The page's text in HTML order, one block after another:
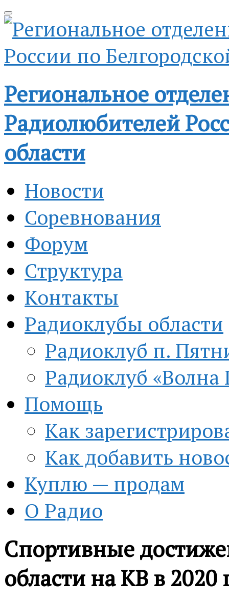
Региональное
Радиолюбителей
области
Новости
Соревнования
Форум
Структура
Контакты
Радиоклубы области
Радиоклуб п.
Радиоклуб «Волна
Помощь
Как
Как добавить
Куплю — продам
О Радио
Спортивные
области на КВ в 2020